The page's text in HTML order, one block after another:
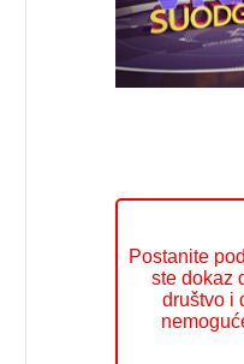
Postanite
ste dokaz
društvo i